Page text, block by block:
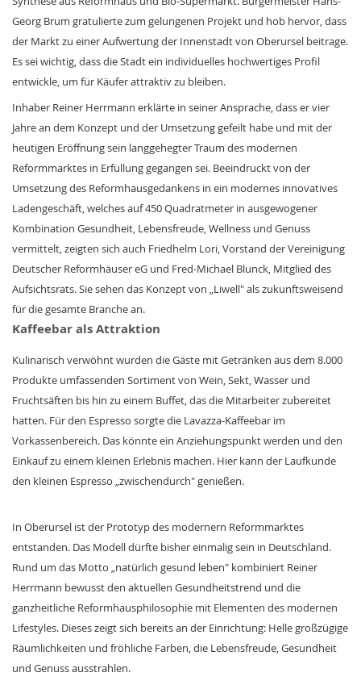
Georg Brum gratulierte zum gelungenen Projekt und hob hervor, dass
der Markt zu einer Aufwertung der Innenstadt von Oberursel beitrage.
Es sei wichtig, dass die Stadt ein individuelles hochwertiges Profil
entwickle, um für Käufer attraktiv zu bleiben.
Inhaber Reiner Herrmann erklärte in seiner Ansprache, dass er vier
Jahre an dem Konzept und der Umsetzung gefeilt habe und mit der
heutigen Eröffnung sein langgehegter Traum des modernen
Reformmarktes in Erfüllung gegangen sei. Beeindruckt von der
Umsetzung des Reformhausgedankens in ein modernes innovatives
Ladengeschäft, welches auf 450 Quadratmeter in ausgewogener
Kombination Gesundheit, Lebensfreude, Wellness und Genuss
vermittelt, zeigten sich auch Friedhelm Lori, Vorstand der Vereinigung
Deutscher Reformhäuser eG und Fred-Michael Blunck, Mitglied des
Aufsichtsrats. Sie sehen das Konzept von „Liwell" als zukunftsweisend
für die gesamte Branche an.
Kaffeebar als Attraktion
Kulinarisch verwöhnt wurden die Gäste mit Getränken aus dem 8.000
Produkte umfassenden Sortiment von Wein, Sekt, Wasser und
Fruchtsäften bis hin zu einem Buffet, das die Mitarbeiter zubereitet
hatten. Für den Espresso sorgte die Lavazza-Kaffeebar im
Vorkassenbereich. Das könnte ein Anziehungspunkt werden und den
Einkauf zu einem kleinen Erlebnis machen. Hier kann der Laufkunde
den kleinen Espresso „zwischendurch" genießen.
In Oberursel ist der Prototyp des modernern Reformmarktes
entstanden. Das Modell dürfte bisher einmalig sein in Deutschland.
Rund um das Motto „natürlich gesund leben" kombiniert Reiner
Herrmann bewusst den aktuellen Gesundheitstrend und die
ganzheitliche Reformhausphilosophie mit Elementen des modernen
Lifestyles. Dieses zeigt sich bereits an der Einrichtung: Helle großzügige
Räumlichkeiten und fröhliche Farben, die Lebensfreude, Gesundheit
und Genuss ausstrahlen.